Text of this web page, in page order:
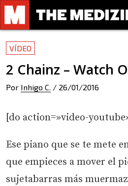
VÍDEO
2 Chainz – Watch
Por Inhigo C. / 26/01/2016
[do action=»video-
Ese piano que se te mete
que empieces a mover el
sujetabarras más